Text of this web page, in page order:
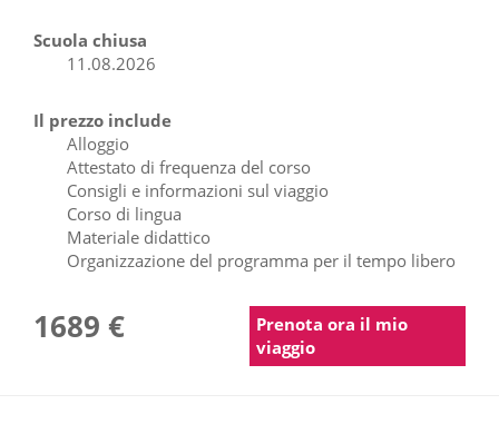
Scuola chiusa
11.08.2026
Il prezzo include
Alloggio
Attestato di frequenza del corso
Consigli e informazioni sul viaggio
Corso di lingua
Materiale didattico
Organizzazione del programma per il tempo libero
1689 €
Prenota ora il mio
viaggio